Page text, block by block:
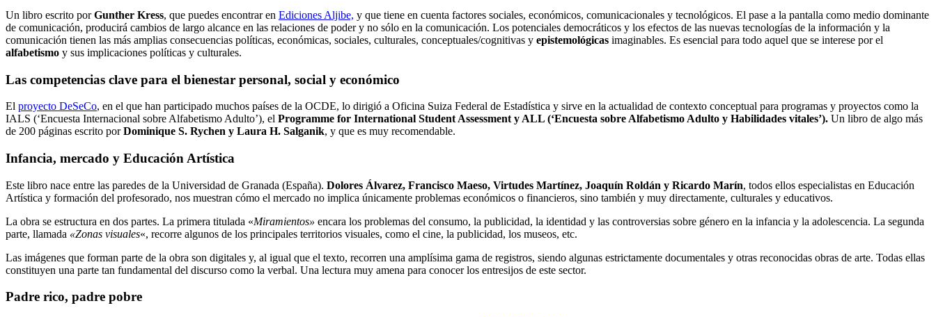
Un libro escrito porGunther Kress, que puedes encontrar en Ediciones Aljibe, y que tiene en cuenta factores sociales, económicos, comunicacionales y tecnológicos. El pase a la pantalla como medio dominante
de comunicación, producirá cambios de largo alcance en las relaciones de poder y no sólo en la comunicación. Los potenciales democráticos y los efectos de las nuevas tecnologías de la información y la
comunicación tienen las más amplias consecuencias políticas, económicas, sociales, culturales, conceptuales/cognitivas y epistemológicas imaginables. Es esencial para todo aquel que se interese por el
alfabetismo y sus implicaciones políticas y culturales.
Las competencias clave para el bienestar personal, social y económico
El proyecto DeSeCo, en el que han participado muchos países de la OCDE, lo dirigió a Oficina Suiza Federal de Estadística y sirve en la actualidad de contexto conceptual para programas y proyectos como la
IALS (‘Encuesta Internacional sobre Alfabetismo Adulto’), el Programme for International Student Assessment y ALL (‘Encuesta sobre Alfabetismo Adulto y Habilidades vitales’). Un libro de algo más
de 200 páginas escrito porDominique S. Rychen y Laura H. Salganik, y que es muy recomendable.
Infancia, mercado y Educación Artística
Este libro nace entre las paredes de la Universidad de Granada (España). Dolores Álvarez, Francisco Maeso, Virtudes Martínez, Joaquín Roldán y Ricardo Marín, todos ellos especialistas en Educación
Artística y formación del profesorado, nos muestran cómo el mercado no implica únicamente problemas económicos o financieros, sino también y muy directamente, culturales y educativos.
La obra se estructura en dos partes. La primera titulada «Miramientos» encara los problemas del consumo, la publicidad, la identidad y las controversias sobre género en la infancia y la adolescencia. La segunda
parte, llamada «Zonas visuales«, recorre algunos de los principales territorios visuales, como el cine, la publicidad, los museos, etc.
Las imágenes que forman parte de la obra son digitales y, al igual que el texto, recorren una amplísima gama de registros, siendo algunas estrictamente documentales y otras reconocidas obras de arte. Todas ellas
constituyen una parte tan fundamental del discurso como la verbal. Una lectura muy amena para conocer los entresijos de este sector.
Padre rico, padre pobre